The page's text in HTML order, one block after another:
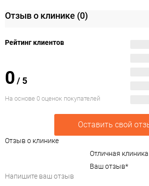
Отзыв о клинике (0)
Рейтинг клиентов
0 / 5
На основе 0 оценок покупателей
Оставить свой
Отзыв о клинике
Отличная клиника
Ваш отзыв*